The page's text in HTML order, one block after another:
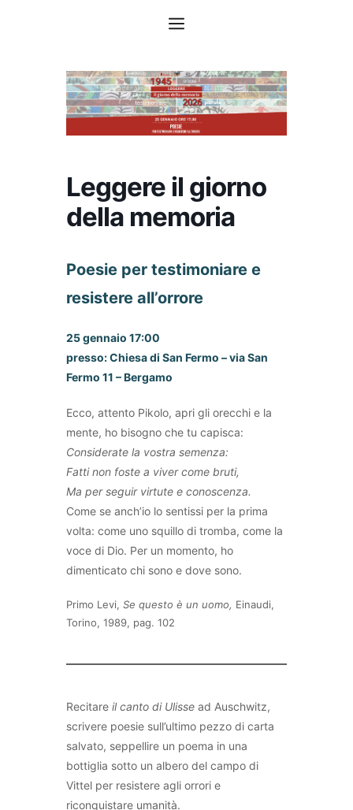
Menu
Leggere il giorno
della memoria
Poesie per testimoniare e
resistere all’orrore
25 gennaio 17:00
presso: Chiesa di San Fermo – via San
Fermo 11 – Bergamo
Ecco, attento Pikolo, apri gli orecchi e la
mente, ho bisogno che tu capisca:
Considerate la vostra semenza:
Fatti non foste a viver come bruti,
Ma per seguir virtute e conoscenza.
Come se anch’io lo sentissi per la prima
volta: come uno squillo di tromba, come la
voce di Dio. Per un momento, ho
dimenticato chi sono e dove sono.
Primo Levi, Se questo è un uomo, Einaudi,
Torino, 1989, pag. 102
Recitare il canto di Ulisse ad Auschwitz,
scrivere poesie sull’ultimo pezzo di carta
salvato, seppellire un poema in una
bottiglia sotto un albero del campo di
Vittel per resistere agli orrori e
riconquistare umanità.